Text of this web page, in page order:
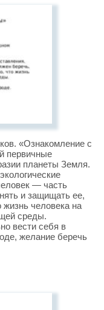
«Ознакомление с
первичные
планеты Земля.
— часть
и защищать ее,
жизнь человека на
среды.
вести себя в
желание беречь